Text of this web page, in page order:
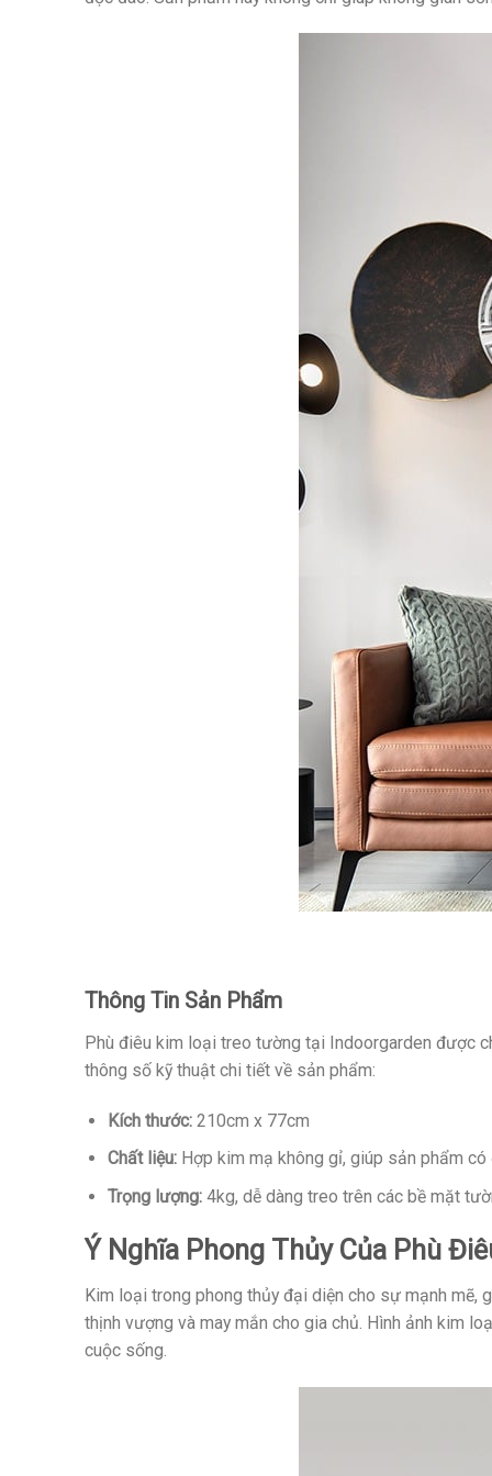
Thông Tin Sản Phẩm
Phù điêu kim loại treo tường tại Indoorgarden được
thông số kỹ thuật chi tiết về sản phẩm:
Kích thước:210cm x 77cm
Chất liệu:Hợp kim mạ không gỉ, giúp sản phẩm có
Trọng lượng:4kg, dễ dàng treo trên các bề mặt
Ý Nghĩa Phong Thủy Của Phù
Kim loại trong phong thủy đại diện cho sự mạnh mẽ,
thịnh vượng và may mắn cho gia chủ. Hình ảnh kim
cuộc sống.